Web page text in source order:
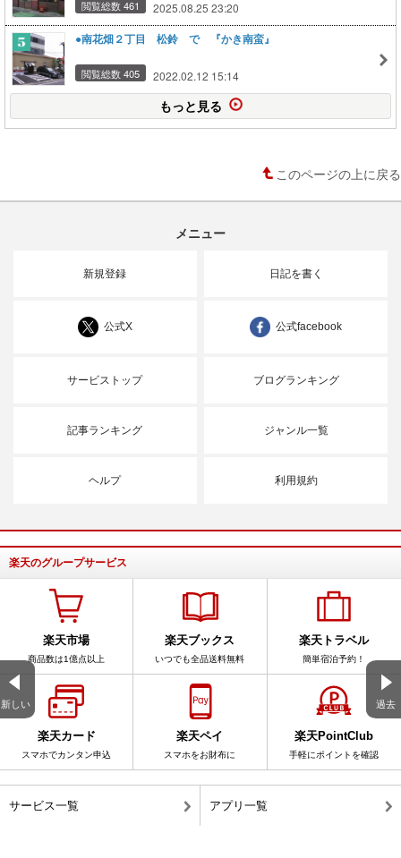
新しい 過去
閲覧総数 461 2025.08.25 23:20
●南花畑２丁目 松鈴 で 『かき南蛮』
閲覧総数 405 2022.02.12 15:14
もっと見る
このページの上に戻る
メニュー
新規登録 日記を書く
公式X 公式facebook
サービストップ ブログランキング
記事ランキング ジャンル一覧
ヘルプ 利用規約
楽天のグループサービス
楽天市場
商品数は1億点以上
楽天ブックス
いつでも全品送料無料
楽天トラベル
簡単宿泊予約！
楽天カード
スマホでカンタン申込
楽天ペイ
スマホをお財布に
楽天PointClub
手軽にポイントを確認
サービス一覧 アプリ一覧